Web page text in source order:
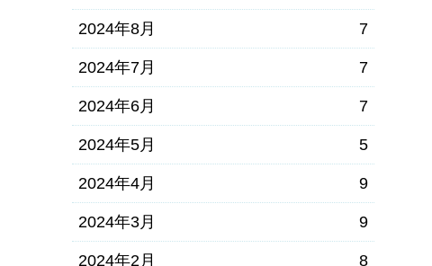
2024年8月 7
2024年7月 7
2024年6月 7
2024年5月 5
2024年4月 9
2024年3月 9
2024年2月 8